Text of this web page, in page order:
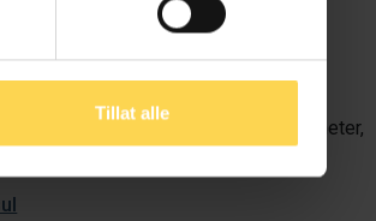
Tillat alle
Det er fortsatt mulig for alle virksomheter,
per i dag har Lovdata Pro.